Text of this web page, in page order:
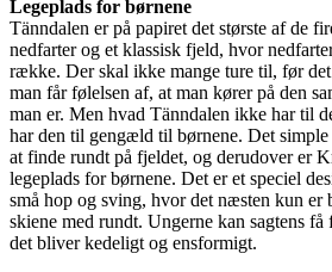
Legeplads for børnene
Tänndalen er på papiret det største af de
nedfarter og et klassisk fjeld, hvor
række. Der skal ikke mange ture til, før
man får følelsen af, at man kører på den
man er. Men hvad Tänndalen ikke har til
har den til gengæld til børnene. Det
at finde rundt på fjeldet, og derudover er
legeplads for børnene. Det er et speciel
små hop og sving, hvor det næsten kun er
skiene med rundt. Ungerne kan sagtens få
det bliver kedeligt og ensformigt.